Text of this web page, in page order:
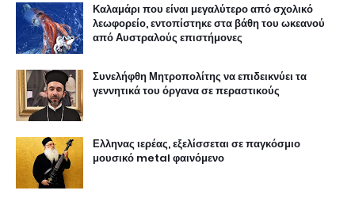
Καλαμάρι που είναι μεγαλύτερο από σχολικό
λεωφορείο, εντοπίστηκε στα βάθη του ωκεανού
από Αυστραλούς επιστήμονες
Συνελήφθη Μητροπολίτης να επιδεικνύει τα
γεννητικά του όργανα σε περαστικούς
Ελληνας ιερέας, εξελίσσεται σε παγκόσμιο
μουσικό metal φαινόμενο